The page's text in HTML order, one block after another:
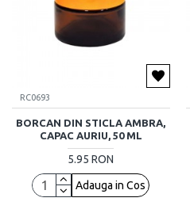
RC0693
BORCAN DIN STICLA AMBRA,
CAPAC AURIU, 50 ML
5.95 RON
Adauga in Cos